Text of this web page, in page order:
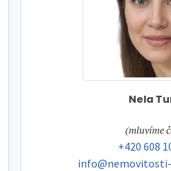
Nela
tel:
(mluvíme
tel:
+420 608
e-mail: